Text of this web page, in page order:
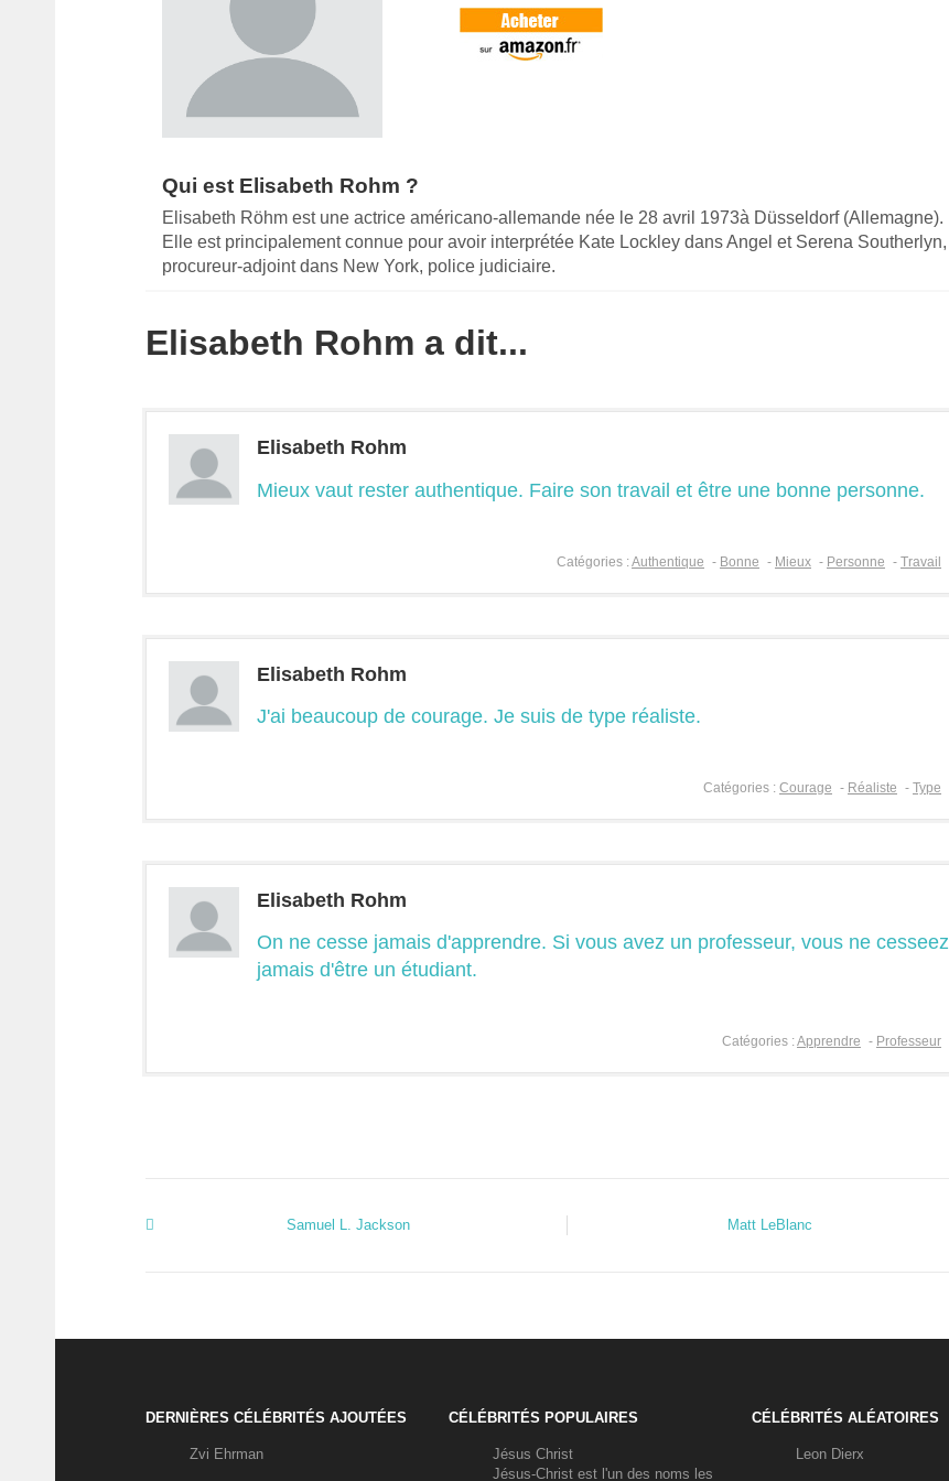
Qui est Elisabeth Rohm ?
Elisabeth Röhm est une actrice américano-allemande née le 28 avril 1973à Düsseldorf (Allemagne).
Elle est principalement connue pour avoir interprétée Kate Lockley dans Angel et Serena Southerlyn,
procureur-adjoint dans New York, police judiciaire.
Elisabeth Rohm a dit...
Elisabeth Rohm
Mieux vaut rester authentique. Faire son travail et être une bonne personne.
Catégories :Authentique - Bonne - Mieux - Personne - Travail
Elisabeth Rohm
J'ai beaucoup de courage. Je suis de type réaliste.
Catégories : Courage - Réaliste - Type
Elisabeth Rohm
On ne cesse jamais d'apprendre. Si vous avez un professeur, vous ne cesseez
jamais d'être un étudiant.
Catégories :Apprendre - Professeur
Samuel L. Jackson Matt LeBlanc
DERNIÈRES CÉLÉBRITÉS AJOUTÉES
Zvi Ehrman
CÉLÉBRITÉS POPULAIRES
Jésus Christ
Jésus-Christ est l'un des noms les
CÉLÉBRITÉS ALÉATOIRES
Leon Dierx